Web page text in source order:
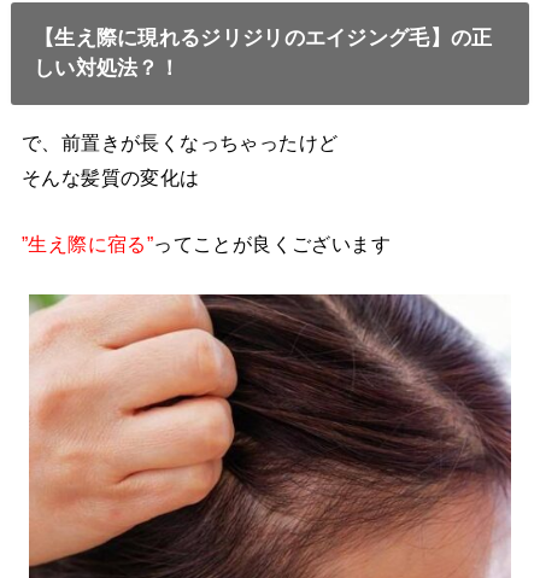
【生え際に現れるジリジリのエイジング毛】の正
しい対処法？！
で、前置きが長くなっちゃったけど
そんな髪質の変化は
”生え際に宿る”ってことが良くございます